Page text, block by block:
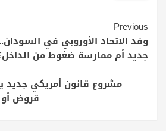
Continue
Reading
Previous
وفد الاتحاد الأوروبي في
جديد أم ممارسة ضغوط من
مشروع قانون أمريكي جديد
قروض